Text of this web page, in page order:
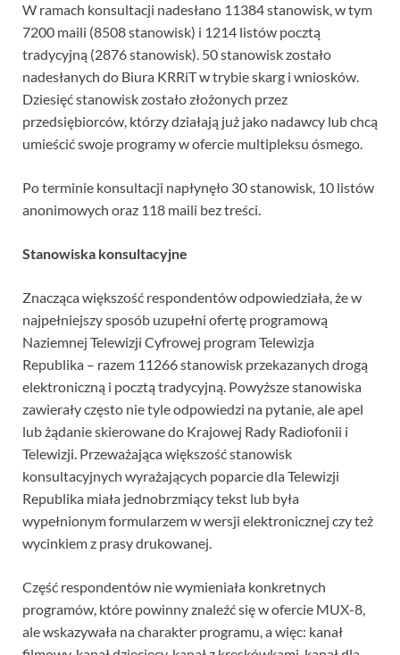
W ramach konsultacji nadesłano 11384 stanowisk, w tym
7200 maili (8508 stanowisk) i 1214 listów pocztą
tradycyjną (2876 stanowisk). 50 stanowisk zostało
nadesłanych do Biura KRRiT w trybie skarg i wniosków.
Dziesięć stanowisk zostało złożonych przez
przedsiębiorców, którzy działają już jako nadawcy lub chcą
umieścić swoje programy w ofercie multipleksu ósmego.
Po terminie konsultacji napłynęło 30 stanowisk, 10 listów
anonimowych oraz 118 maili bez treści.
Stanowiska konsultacyjne
Znacząca większość respondentów odpowiedziała, że w
najpełniejszy sposób uzupełni ofertę programową
Naziemnej Telewizji Cyfrowej program Telewizja
Republika – razem 11266 stanowisk przekazanych drogą
elektroniczną i pocztą tradycyjną. Powyższe stanowiska
zawierały często nie tyle odpowiedzi na pytanie, ale apel
lub żądanie skierowane do Krajowej Rady Radiofonii i
Telewizji. Przeważająca większość stanowisk
konsultacyjnych wyrażających poparcie dla Telewizji
Republika miała jednobrzmiący tekst lub była
wypełnionym formularzem w wersji elektronicznej czy też
wycinkiem z prasy drukowanej.
Część respondentów nie wymieniała konkretnych
programów, które powinny znaleźć się w ofercie MUX-8,
ale wskazywała na charakter programu, a więc: kanał